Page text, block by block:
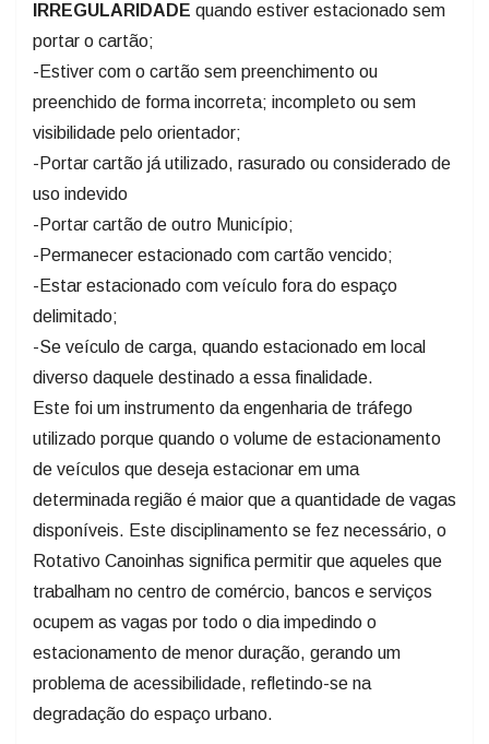
IRREGULARIDADE quando estiver estacionado sem
portar o cartão;
-Estiver com o cartão sem preenchimento ou
preenchido de forma incorreta; incompleto ou sem
visibilidade pelo orientador;
-Portar cartão já utilizado, rasurado ou considerado de
uso indevido
-Portar cartão de outro Município;
-Permanecer estacionado com cartão vencido;
-Estar estacionado com veículo fora do espaço
delimitado;
-Se veículo de carga, quando estacionado em local
diverso daquele destinado a essa finalidade.
Este foi um instrumento da engenharia de tráfego
utilizado porque quando o volume de estacionamento
de veículos que deseja estacionar em uma
determinada região é maior que a quantidade de vagas
disponíveis. Este disciplinamento se fez necessário, o
Rotativo Canoinhas significa permitir que aqueles que
trabalham no centro de comércio, bancos e serviços
ocupem as vagas por todo o dia impedindo o
estacionamento de menor duração, gerando um
problema de acessibilidade, refletindo-se na
degradação do espaço urbano.